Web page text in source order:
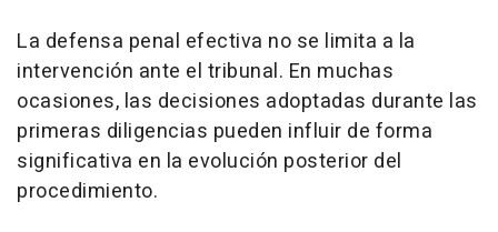
La defensa penal efectiva no se limita a la
intervención ante el tribunal. En muchas
ocasiones, las decisiones adoptadas durante las
primeras diligencias pueden influir de forma
significativa en la evolución posterior del
procedimiento.